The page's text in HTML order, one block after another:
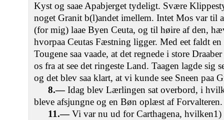
Kyst og saae Apabjerget tydeligt. Svære
noget Granit b(l)andet imellem. Intet Mos var til
(for mig) laae Byen Ceuta, og til høire af den,
hvorpaa Ceutas Fæstning ligger. Med eet faldt
Tougene saa vaade, at det regnede i store
os fra at see det ringeste Land. Taagen lagde sig
og det blev saa klart, at vi kunde see Sneen paa
8.—Idag blev Lærlingen sat overbord, i
bleve afsjungne og en Bøn oplæst af Forvalteren.
11.—Vi var nu ud for Carthagena,